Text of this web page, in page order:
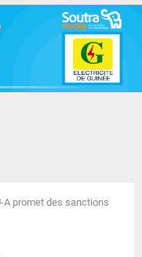
A promet des sanctions